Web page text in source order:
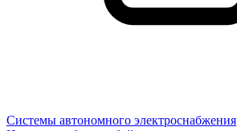
Системы автономного электроснабжения